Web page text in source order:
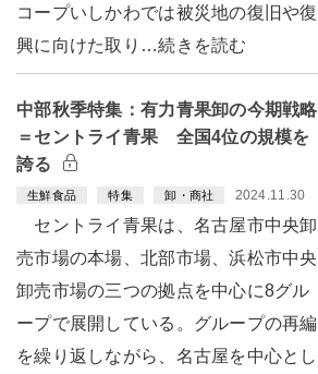
コープいしかわでは被災地の復旧や復
興に向けた取り…続きを読む
中部秋季特集：有力青果卸の今期戦略
＝セントライ青果 全国4位の規模を
誇る
生鮮食品 特集 卸・商社 2024.11.30
セントライ青果は、名古屋市中央卸
売市場の本場、北部市場、浜松市中央
卸売市場の三つの拠点を中心に8グル
ープで展開している。グループの再編
を繰り返しながら、名古屋を中心とし